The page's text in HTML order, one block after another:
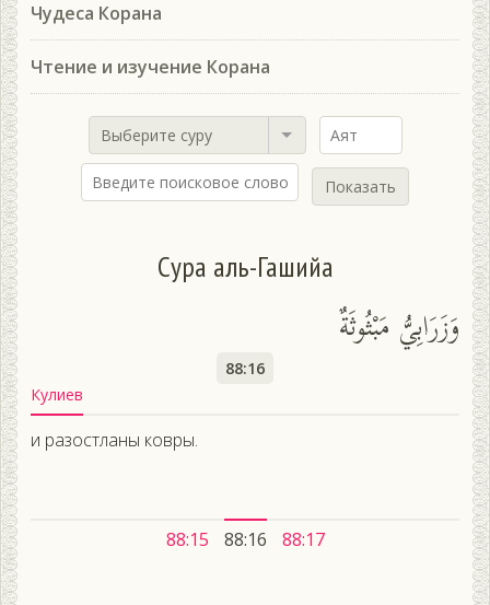
Чудеса Корана
Чтение и изучение Корана
Выберите суру
Показать
Сура аль-Гашийа
وَزَرَابِيُّ مَبْثُوثَةٌ
88:16
Кулиев
и разостланы ковры.
88:15 88:16 88:17